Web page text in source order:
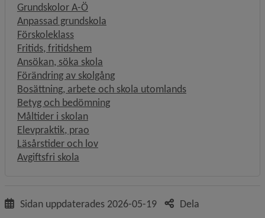
Grundskolor A-Ö
Anpassad grundskola
Förskoleklass
Fritids, fritidshem
Ansökan, söka skola
Förändring av skolgång
Bosättning, arbete och skola utomlands
Betyg och bedömning
Måltider i skolan
Elevpraktik, prao
Läsårstider och lov
Avgiftsfri skola
Sidan uppdaterades 2026-05-19 Dela